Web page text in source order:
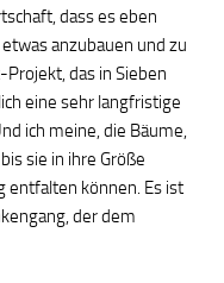
dass es eben
anzubauen und zu
das in Sieben
eine sehr langfristige
ich meine, die Bäume,
sie in ihre Größe
entfalten können. Es ist
der dem